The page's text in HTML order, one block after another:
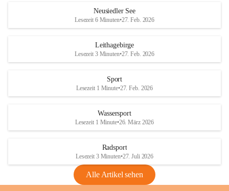
S
und den daraus folgenden wirtschaftlichen
Maßnahmen zur Bekämpfung
Rebe und der Amerikanischen
Anhang VBl. EU Nr. 18
1 Seite•1,4 MB
VBl. EU Nr. 18_2026
r
S
Neusiedler See
Lesezeit 6 Minuten•27. Feb. 2026
Leithagebirge
Lesezeit 3 Minuten•27. Feb. 2026
Sport
Lesezeit 1 Minute•27. Feb. 2026
Wassersport
Lesezeit 1 Minute•26. März 2026
Radsport
Lesezeit 3 Minuten•27. Juli 2026
Alle Artikel sehen